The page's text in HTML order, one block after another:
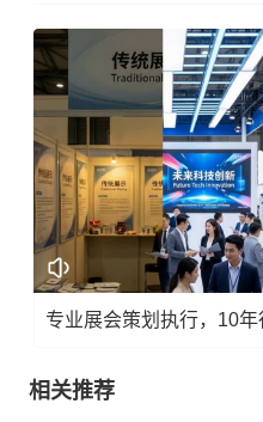
专业展会策划执行，10
相关推荐